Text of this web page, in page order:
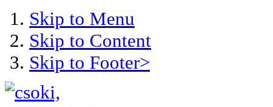
Skip to Menu
Skip to Content
Skip to Footer>